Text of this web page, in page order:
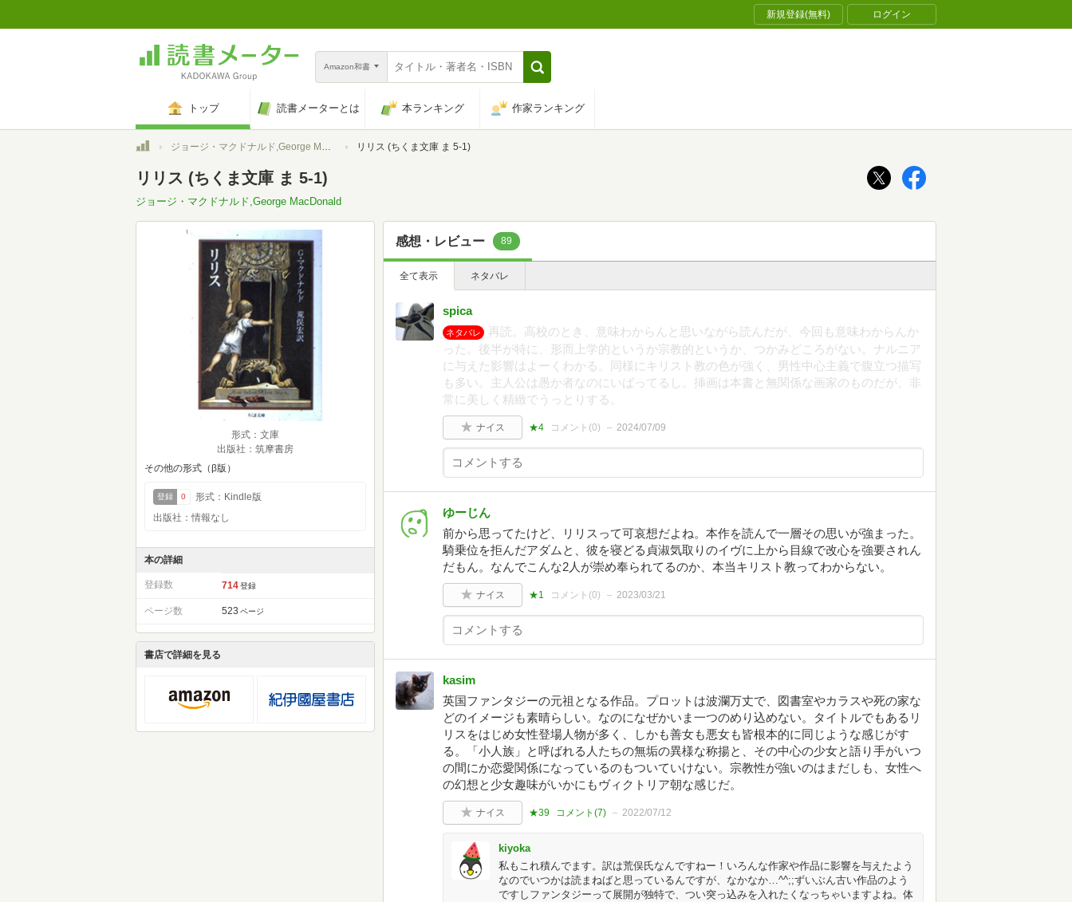
新規登録(無料) ログイン
Amazon和書
トップ 読書メーターとは 本ランキング 作家ランキング
トップジョージ・マクドナルド,George MacDonald リリス (ちくま文庫 ま 5-1)
リリス (ちくま文庫 ま 5-1)
ジョージ・マクドナルド,George MacDonald
形式：文庫
出版社：筑摩書房
その他の形式（β版）
登録 0
形式：Kindle版
出版社：情報なし
本の詳細
登録数 714 登録
ページ数 523 ページ
書店で詳細を見る
感想・レビュー 89
全て表示 ネタバレ
spica
ネタバレ
再読。高校のとき、意味わからんと思いながら読んだが、今回も意味わからんか
った。後半が特に、形而上学的というか宗教的というか、つかみどころがない。ナルニア
に与えた影響はよーくわかる。同様にキリスト教の色が強く、男性中心主義で腹立つ描写
も多い。主人公は愚か者なのにいばってるし。挿画は本書と無関係な画家のものだが、非
常に美しく精緻でうっとりする。
ナイス ★4 コメント(0) 2024/07/09
ゆーじん
前から思ってたけど、リリスって可哀想だよね。本作を読んで一層その思いが強まった。
騎乗位を拒んだアダムと、彼を寝どる貞淑気取りのイヴに上から目線で改心を強要されん
だもん。なんでこんな2人が崇め奉られてるのか、本当キリスト教ってわからない。
ナイス ★1 コメント(0) 2023/03/21
kasim
英国ファンタジーの元祖となる作品。プロットは波瀾万丈で、図書室やカラスや死の家な
どのイメージも素晴らしい。なのになぜかいま一つのめり込めない。タイトルでもあるリ
リスをはじめ女性登場人物が多く、しかも善女も悪女も皆根本的に同じような感じがす
る。「小人族」と呼ばれる人たちの無垢の異様な称揚と、その中心の少女と語り手がいつ
の間にか恋愛関係になっているのもついていけない。宗教性が強いのはまだしも、女性へ
の幻想と少女趣味がいかにもヴィクトリア朝な感じだ。
ナイス ★39 コメント(7) 2022/07/12
kiyoka
私もこれ積んでます。訳は荒俣氏なんですねー！いろんな作家や作品に影響を与えたよう
なのでいつかは読まねばと思っているんですが、なかなか…^^;;ずいぶん古い作品のよう
ですしファンタジーって展開が独特で、つい突っ込みを入れたくなっちゃいますよね。体